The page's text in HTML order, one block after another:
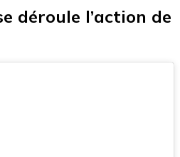
déroule l’action de